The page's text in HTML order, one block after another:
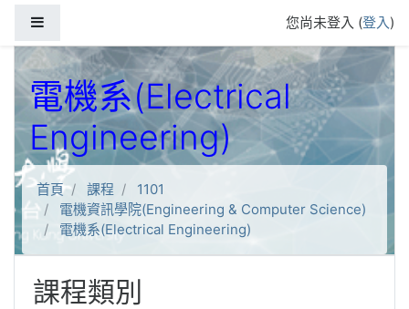
您尚未登入 (登入)
電機系(Electrical
Engineering)
首頁 課程
1101
電機資訊學院(Engineering & Computer Science)
電機系(Electrical Engineering)
課程類別